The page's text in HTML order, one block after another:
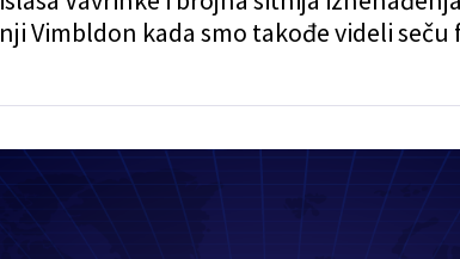
Vimbldon kada smo takođe videli seču